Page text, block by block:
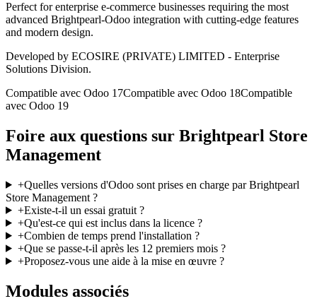
Perfect for enterprise e-commerce businesses requiring the most
advanced Brightpearl-Odoo integration with cutting-edge features
and modern design.
Developed by ECOSIRE (PRIVATE) LIMITED - Enterprise
Solutions Division.
Compatible avec Odoo 17Compatible avec Odoo 18Compatible
avec Odoo 19
Foire aux questions sur Brightpearl Store
Management
+Quelles versions d'Odoo sont prises en charge par Brightpearl
Store Management ?
+Existe-t-il un essai gratuit ?
+Qu'est-ce qui est inclus dans la licence ?
+Combien de temps prend l'installation ?
+Que se passe-t-il après les 12 premiers mois ?
+Proposez-vous une aide à la mise en œuvre ?
Modules associés